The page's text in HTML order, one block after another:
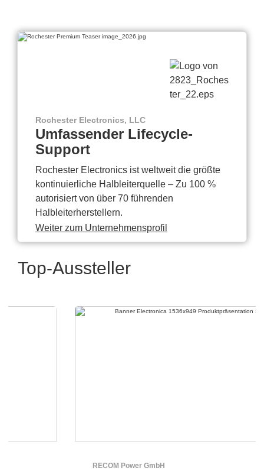
Rochester Electronics, LLC
Umfassender Lifecycle-
Support
Rochester Electronics ist weltweit die größte
kontinuierliche Halbleiterquelle – Zu 100 %
autorisiert von über 70 führenden
Halbleiterherstellern.
Weiter zum Unternehmensprofil
Top-Aussteller
RECOM Power GmbH